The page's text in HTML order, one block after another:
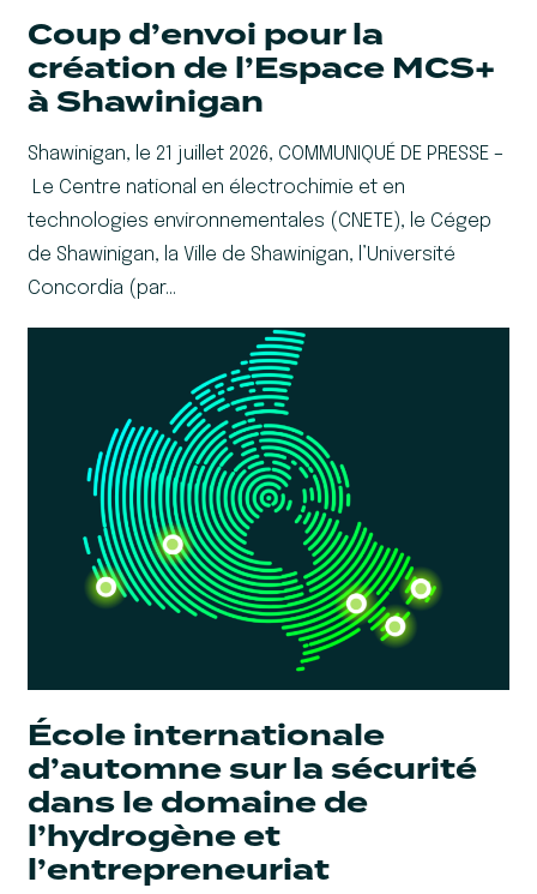
Coup d’envoi pour la
création de l’Espace MCS+
à Shawinigan
Shawinigan, le 21 juillet 2026, COMMUNIQUÉ DE PRESSE –
Le Centre national en électrochimie et en
technologies environnementales (CNETE), le Cégep
de Shawinigan, la Ville de Shawinigan, l’Université
Concordia (par…
École internationale
d’automne sur la sécurité
dans le domaine de
l’hydrogène et
l’entrepreneuriat